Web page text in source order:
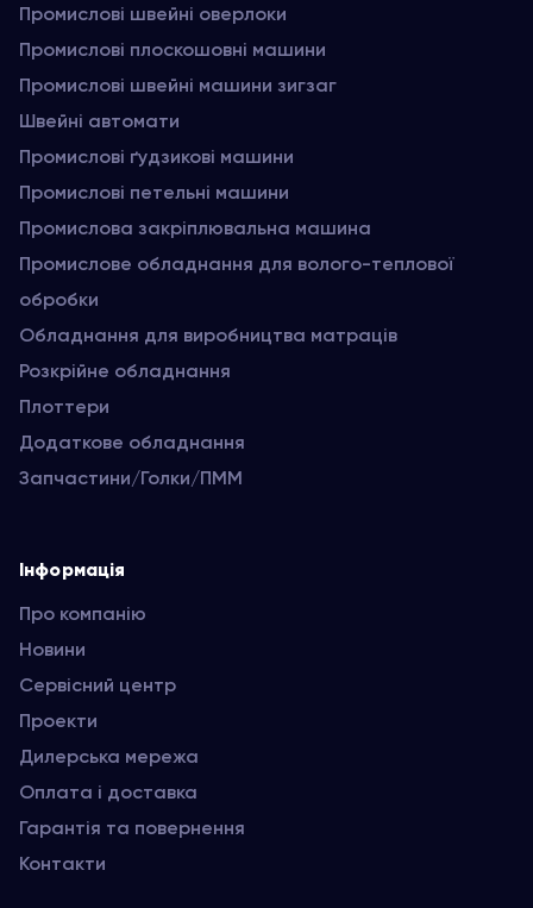
Промислові швейні оверлоки
Промислові плоскошовні машини
Промислові швейні машини зигзаг
Швейні автомати
Промислові ґудзикові машини
Промислові петельні машини
Промислова закріплювальна машина
Промислове обладнання для волого-теплової
обробки
Обладнання для виробництва матраців
Розкрійне обладнання
Плоттери
Додаткове обладнання
Запчастини/Голки/ПММ
Інформація
Про компанію
Новини
Сервісний центр
Проекти
Дилерська мережа
Оплата і доставка
Гарантія та повернення
Контакти